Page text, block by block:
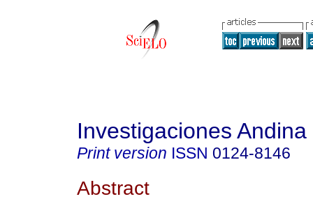
Investigaciones Andina
Print version ISSN 0124-8146
Abstract